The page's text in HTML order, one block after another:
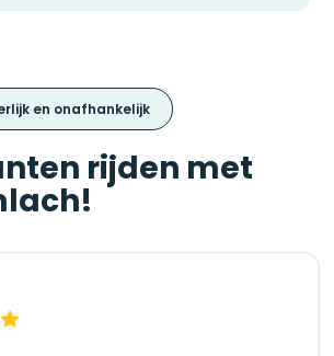
en onafhankelijk
rijden met